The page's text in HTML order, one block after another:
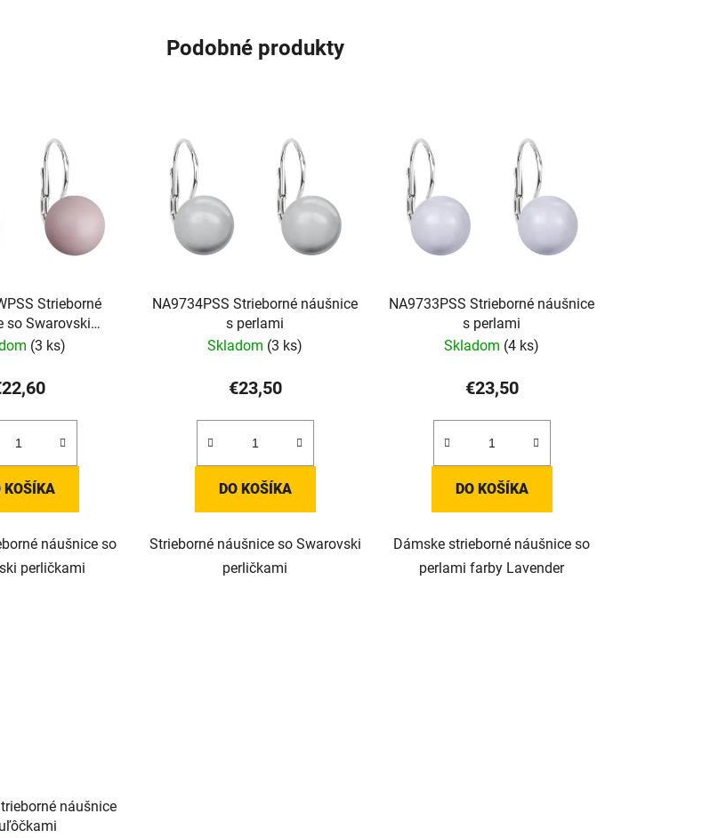
Podobné produkty
Strieborné
so Swarovski
(3 ks)
KOŠÍKA
náušnice so
perličkami
NA9734PSS Strieborné náušnice
s perlami
Skladom (3 ks)
€23,50
DO KOŠÍKA
Strieborné náušnice so Swarovski
perličkami
NA9733PSS Strieborné náušnice
s perlami
Skladom (4 ks)
€23,50
DO KOŠÍKA
Dámske strieborné náušnice so
perlami farby Lavender
náušnice